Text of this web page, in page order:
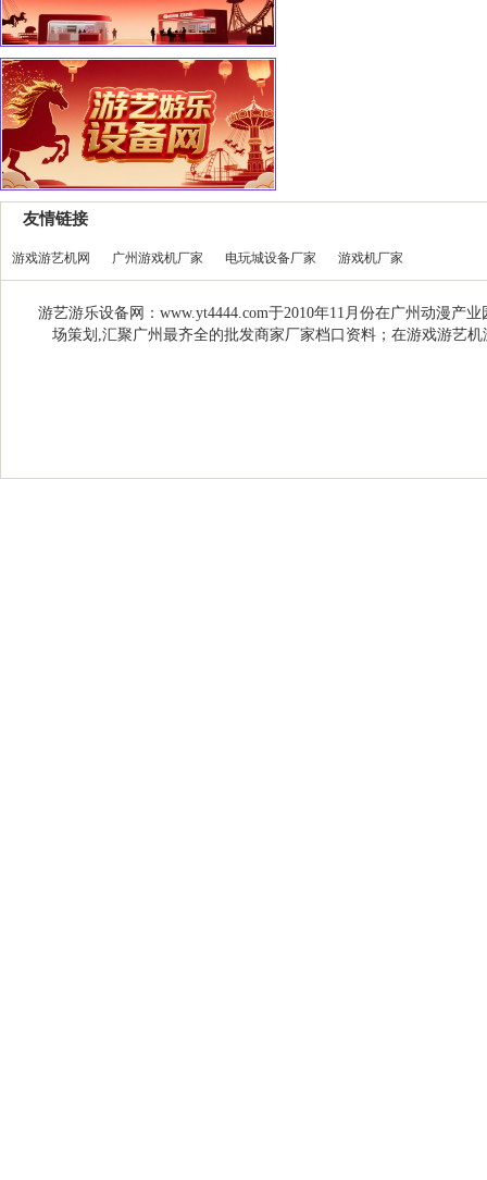
友情链接
游戏游艺机网 广州游戏机厂家 电玩城设备厂家 游戏机厂家
游艺游乐设备网：www.yt4444.com于2010年11月份在广州动漫
场策划,汇聚广州最齐全的批发商家厂家档口资料；在游戏游艺